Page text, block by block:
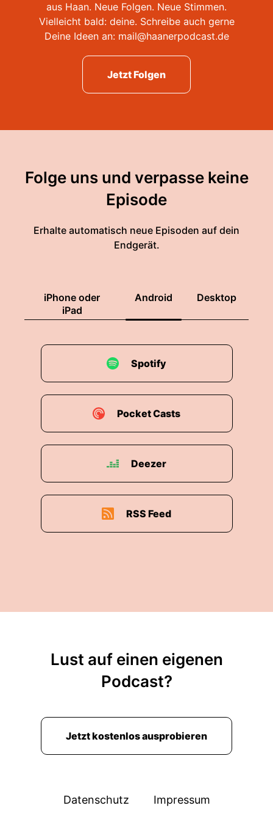
aus Haan. Neue Folgen. Neue Stimmen.
Vielleicht bald: deine. Schreibe auch gerne
Deine Ideen an: mail@haanerpodcast.de
Jetzt Folgen
Folge uns und verpasse keine
Episode
Erhalte automatisch neue Episoden auf dein
Endgerät.
iPhone oder
iPad
Android Desktop
Spotify
Pocket Casts
Deezer
RSS Feed
Lust auf einen eigenen
Podcast?
Jetzt kostenlos ausprobieren
Datenschutz Impressum